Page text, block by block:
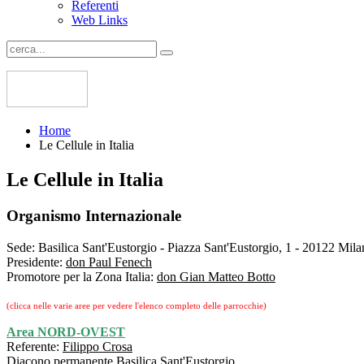
Referenti
Web Links
Home
Le Cellule in Italia
Le Cellule in Italia
Organismo Internazionale
Sede: Basilica Sant'Eustorgio - Piazza Sant'Eustorgio, 1 - 20122
Presidente: don Paul Fenech
Promotore per la Zona Italia: don Gian Matteo Botto
(clicca nelle varie aree per vedere l'elenco completo delle parrocchie)
Area NORD-OVEST
Referente: Filippo Crosa
Diacono permanente Basilica Sant'Eustorgio